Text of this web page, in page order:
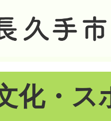
化・ス